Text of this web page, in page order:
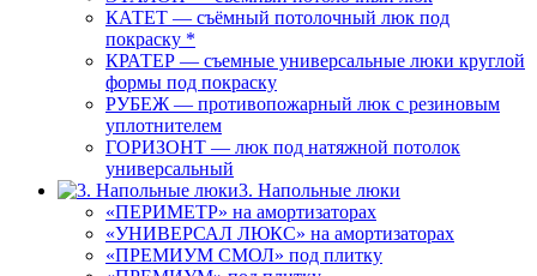
КАТЕТ — съёмный потолочный люк под
покраску *
КРАТЕР — съемные универсальные люки круглой
формы под покраску
РУБЕЖ — противопожарный люк с резиновым
уплотнителем
ГОРИЗОНТ — люк под натяжной потолок
универсальный
3. Напольные люки
«ПЕРИМЕТР» на амортизаторах
«УНИВЕРСАЛ ЛЮКС» на амортизаторах
«ПРЕМИУМ СМОЛ» под плитку